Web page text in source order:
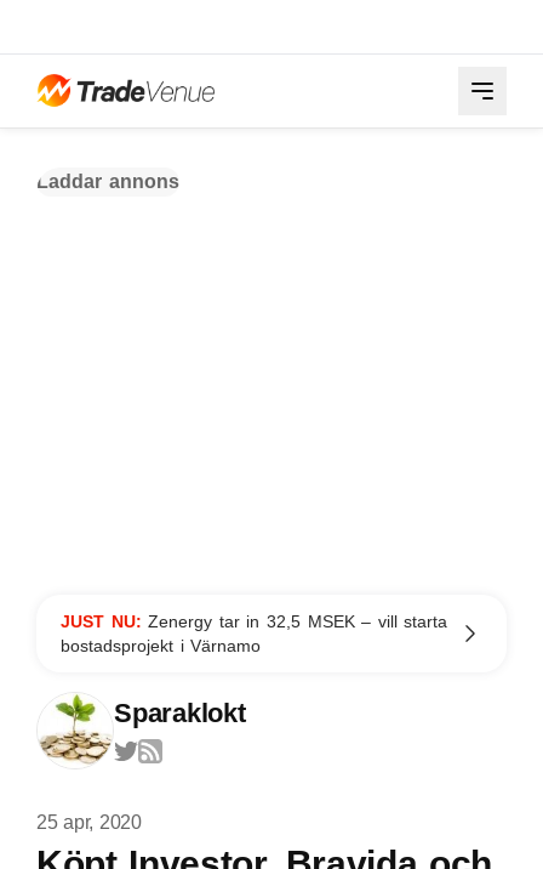
Laddar annons
JUST NU:Zenergy tar in 32,5 MSEK – vill starta
bostadsprojekt i Värnamo
Sparaklokt
25 apr, 2020